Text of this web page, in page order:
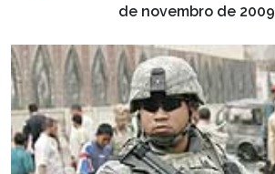
de novembro de 2009